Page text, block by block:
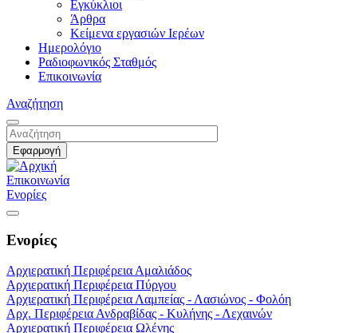
Εγκύκλιοι
Άρθρα
Κείμενα εργασιών Ιερέων
Ημερολόγιο
Ραδιοφωνικός Σταθμός
Επικοινωνία
Αναζήτηση
Επικοινωνία
Ενορίες
Ενορίες
Αρχιερατική Περιφέρεια Αμαλιάδος
Αρχιερατική Περιφέρεια Πύργου
Αρχιερατική Περιφέρεια Λαμπείας - Λασιώνος - Φολόη
Αρχ. Περιφέρεια Ανδραβίδας - Κυλήνης - Λεχαινών
Αρχιερατική Περιφέρεια Ωλένης